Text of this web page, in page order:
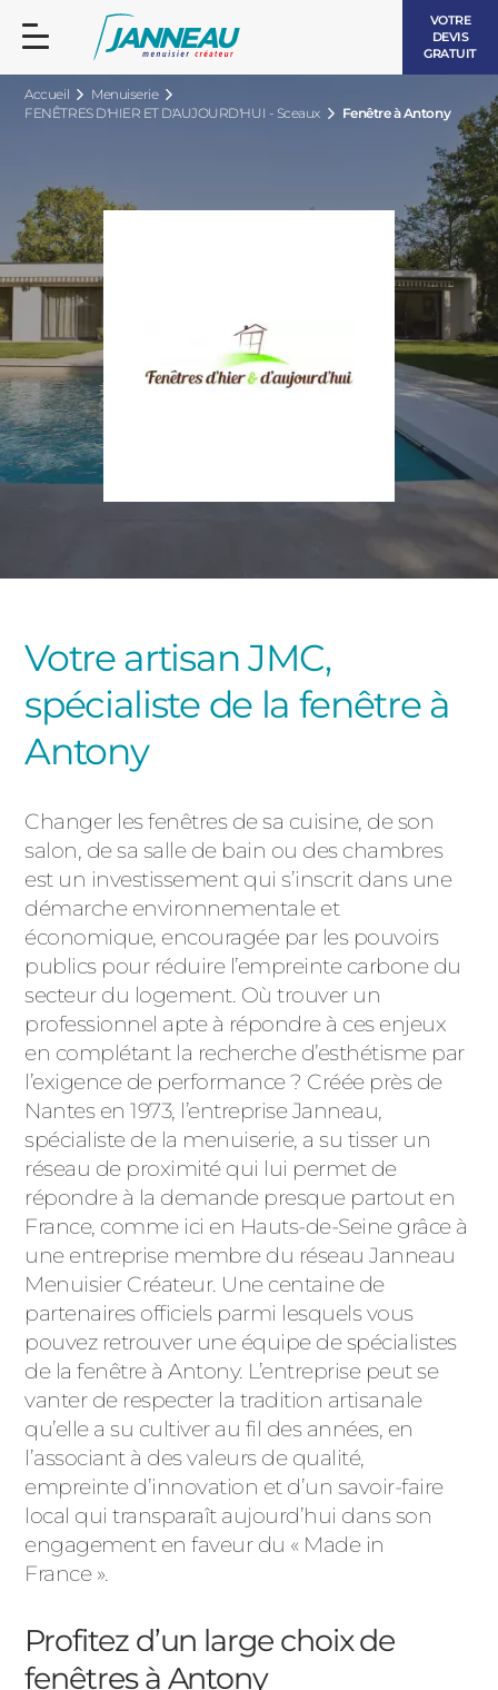
VOTRE
DEVIS
GRATUIT
Accueil
Menuiserie
FENÊTRES D'HIER ET D'AUJOURD'HUI - Sceaux
Fenêtre à Antony
Votre artisan JMC,
spécialiste de la fenêtre à
Antony
Changer les fenêtres de sa cuisine, de son
salon, de sa salle de bain ou des chambres
est un investissement qui s’inscrit dans une
démarche environnementale et
économique, encouragée par les pouvoirs
publics pour réduire l’empreinte carbone du
secteur du logement. Où trouver un
professionnel apte à répondre à ces enjeux
en complétant la recherche d’esthétisme par
l’exigence de performance ? Créée près de
Nantes en 1973, l’entreprise Janneau,
spécialiste de la menuiserie, a su tisser un
réseau de proximité qui lui permet de
répondre à la demande presque partout en
France, comme ici en Hauts-de-Seine grâce à
une entreprise membre du réseau Janneau
Menuisier Créateur. Une centaine de
partenaires officiels parmi lesquels vous
pouvez retrouver une équipe de spécialistes
de la fenêtre à Antony. L’entreprise peut se
vanter de respecter la tradition artisanale
qu’elle a su cultiver au fil des années, en
l’associant à des valeurs de qualité,
empreinte d’innovation et d’un savoir-faire
local qui transparaît aujourd’hui dans son
engagement en faveur du « Made in
France ».
Profitez d’un large choix de
fenêtres à Antony
FENÊTRES ET PORTES-FENÊTRES
BOIS
ALUMINIUM
ACIER
BAIES VITRÉES
PORTES D’ENTRÉELES INTEMPORELLES
VOLETS ROULANTS
PERGOLAS
CARPORTS